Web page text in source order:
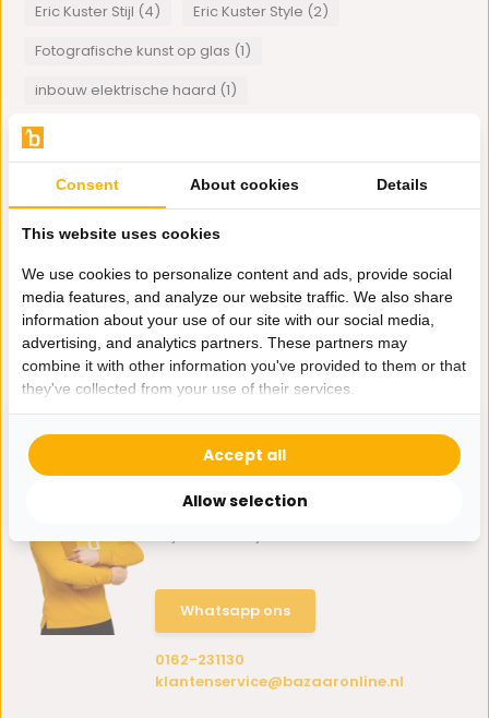
Eric Kuster Stijl (4)
Eric Kuster Style (2)
Fotografische kunst op glas (1)
inbouw elektrische haard (1)
Inspiratie Eric Kuster Stijl (1)
Kunsttakken (1)
lamp met bollen (2)
luxe maatwerk (1)
Plexiglas art (1)
Wanddecoratie (1)
Wandlampen (1)
1van1artikelen
Hulp nodig?
Whatsapp ons
0162-231130
klantenservice@bazaaronline.nl
Consent About cookies Details
This website uses cookies
We use cookies to personalize content and ads, provide social
media features, and analyze our website traffic. We also share
information about your use of our site with our social media,
advertising, and analytics partners. These partners may
combine it with other information you've provided to them or that
they've collected from your use of their services.
Allow selection
Accept all